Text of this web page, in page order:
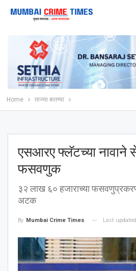
Home ताज्या बातम्या
एसआरए फ्लॅटच्या नावाने
फसवणुक
३२ लाख ६० हजाराच्या
अटक
By Mumbai Crime Times Last updated